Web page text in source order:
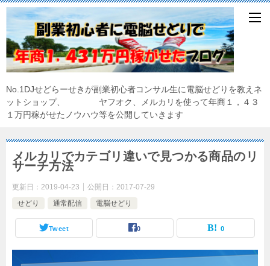
No.1DJせどらーせきが副業初心者コンサル生に電脳せどりを教えネ
ットショップ、 ヤフオク、メルカリを使って年商１，４３
１万円稼がせたノウハウ等を公開していきます
メルカリでカテゴリ違いで見つかる商品のリ
サーチ方法
更新日： 2019-04-23 公開日： 2017-07-29
せどり
通常配信 電脳せどり
Tweet 0 0